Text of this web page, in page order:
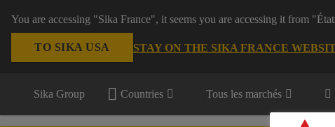
You are accessing "Sika France", it seems you are accessing it from
TO SIKA USA STAY ON THE SIKA FRANCE
Sika Group Countries Tous les marchés